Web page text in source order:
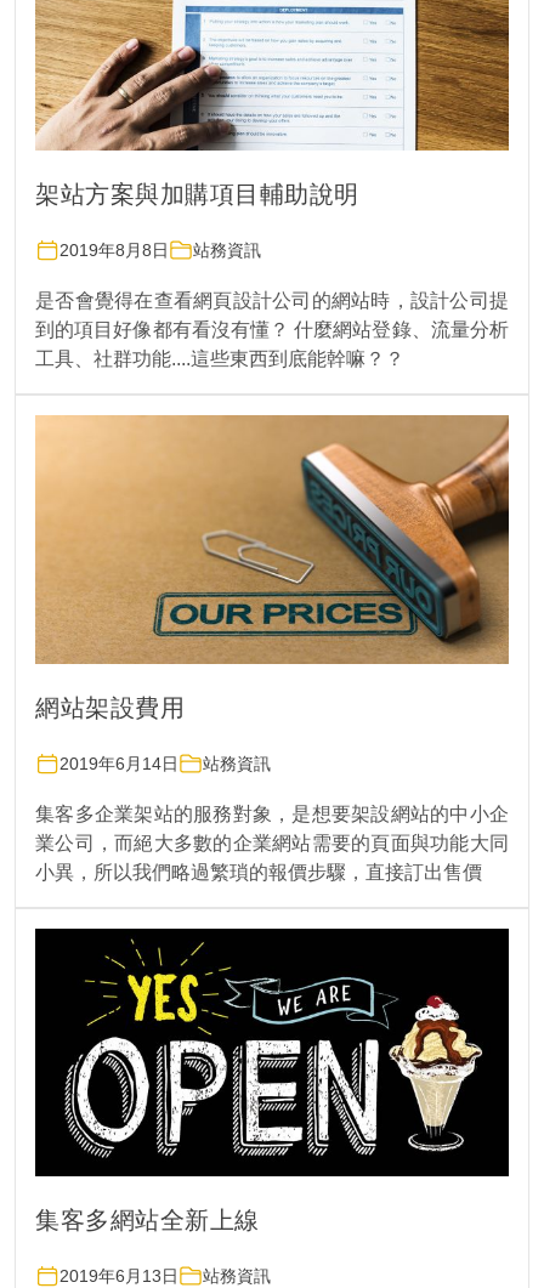
架站方案與加購項目輔助說明
2019年8月8日 站務資訊
是否會覺得在查看網頁設計公司的網站時，設計公司提
到的項目好像都有看沒有懂？ 什麼網站登錄、流量分析
工具、社群功能....這些東西到底能幹嘛？？
網站架設費用
2019年6月14日 站務資訊
集客多企業架站的服務對象，是想要架設網站的中小企
業公司，而絕大多數的企業網站需要的頁面與功能大同
小異，所以我們略過繁瑣的報價步驟，直接訂出售價
集客多網站全新上線
2019年6月13日 站務資訊